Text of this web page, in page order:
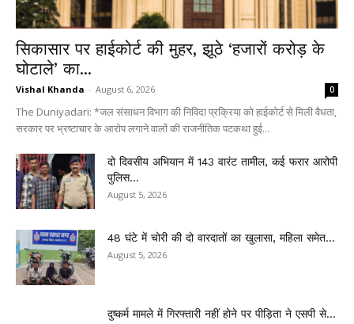
सिकासार पर हाईकोर्ट की मुहर, झूठे ‘हजारों करोड़ के
घोटाले’ का...
Vishal Khanda - August 6, 2026 0
The Duniyadari: *जल संसाधन विभाग की निविदा प्रक्रिया को हाईकोर्ट से मिली वैधता,
सरकार पर भ्रष्टाचार के आरोप लगाने वालों की राजनीतिक पटकथा हुई...
दो दिवसीय अभियान में 143 वारंट तामील, कई फरार आरोपी
पुलिस...
August 5, 2026
48 घंटे में चोरी की दो वारदातों का खुलासा, महिला समेत...
August 5, 2026
दुष्कर्म मामले में गिरफ्तारी नहीं होने पर पीड़िता ने एसपी से...